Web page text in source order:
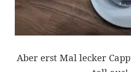
Aber erst Mal lecker